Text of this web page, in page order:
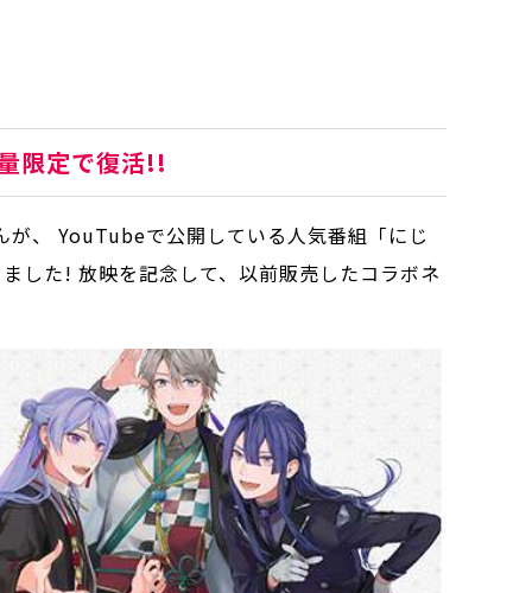
限定で復活!!
、 YouTubeで公開している人気番組「にじ
した! 放映を記念して、以前販売したコラボネ